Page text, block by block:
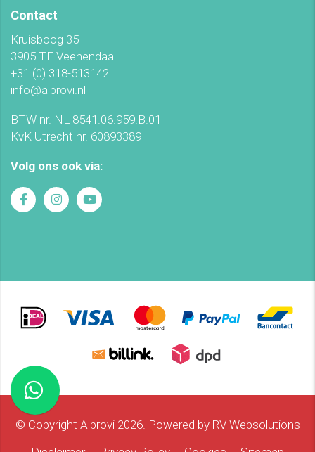
Contact
Kruisboog 35
3905 TE Veenendaal
+31 (0) 318-513142
info@alprovi.nl
BTW nr. NL 8541.06.959.B.01
KvK Utrecht nr. 60893389
Volg ons ook via:
© Copyright Alprovi 2026. Powered by RV Websolutions